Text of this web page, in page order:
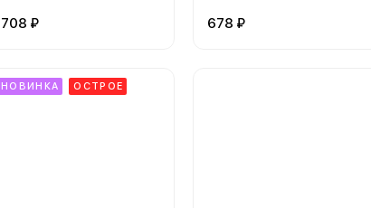
кунжут, водоросли нори
708 ₽
сицилиано
678 ₽
НОВИНКА ОСТРОЕ